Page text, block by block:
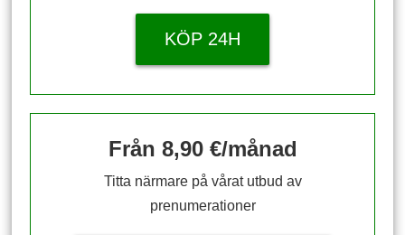
KÖP 24H
Från 8,90 €/månad
Titta närmare på vårat utbud av
prenumerationer